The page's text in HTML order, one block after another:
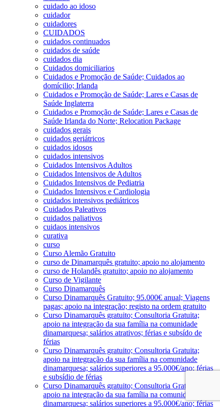
cuidado ao idoso
cuidador
cuidadores
CUIDADOS
cuidados continuados
cuidados de saúde
cuidados dia
Cuidados domiciliarios
Cuidados e Promoção de Saúde; Cuidados ao
domícilio; Irlanda
Cuidados e Promoção de Saúde; Lares e Casas de
Saúde Inglaterra
Cuidados e Promoção de Saúde; Lares e Casas de
Saúde Irlanda do Norte; Relocation Package
cuidados gerais
cuidados geriátricos
cuidados idosos
cuidados intensivos
Cuidados Intensivos Adultos
Cuidados Intensivos de Adultos
Cuidados Intensivos de Pediatria
Cuidados Intensivos e Cardiologia
cuidados intensivos pediátricos
Cuidados Paleativos
cuidados paliativos
cuidaos intensivos
curativa
curso
Curso Alemão Gratuito
curso de Dinamarquês gratuito; apoio no alojamento
curso de Holandês gratuito; apoio no alojamento
Curso de Vigilante
Curso Dinamarquês
Curso Dinamarquês Gratuito; 95.000€ anual; Viagens
pagas; apoio na integração; registo na ordem gratuito
Curso Dinamarquês gratuito; Consultoria Gratuita;
apoio na integração da sua família na comunidade
dinamarquesa; salários atrativos; férias e subsído de
férias
Curso Dinamarquês gratuito; Consultoria Gratuita;
apoio na integração da sua família na comunidade
dinamarquesa; salários superiores a 95.000€/ano; férias
e subsídio de férias
Curso Dinamarquês gratuito; Consultoria Gratuita;
apoio na integração da sua família na comunidade
dinamarquesa; salários superiores a 95.000€/ano; férias